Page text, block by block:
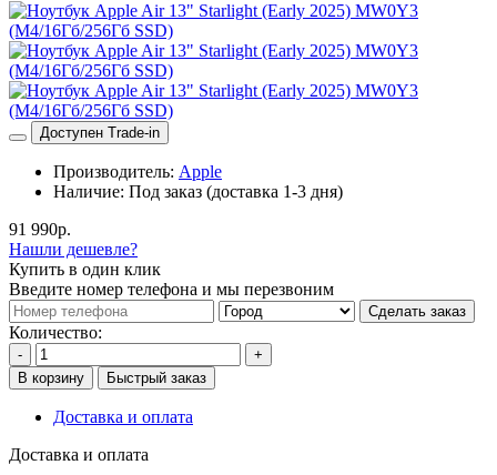
Доступен Trade-in
Производитель: Apple
Наличие: Под заказ (доставка 1-3 дня)
91 990р.
Нашли дешевле?
Купить в один клик
Введите номер телефона и мы перезвоним
Сделать заказ
Количество:
-
+
В корзину
Быстрый заказ
Доставка и оплата
Доставка и оплата